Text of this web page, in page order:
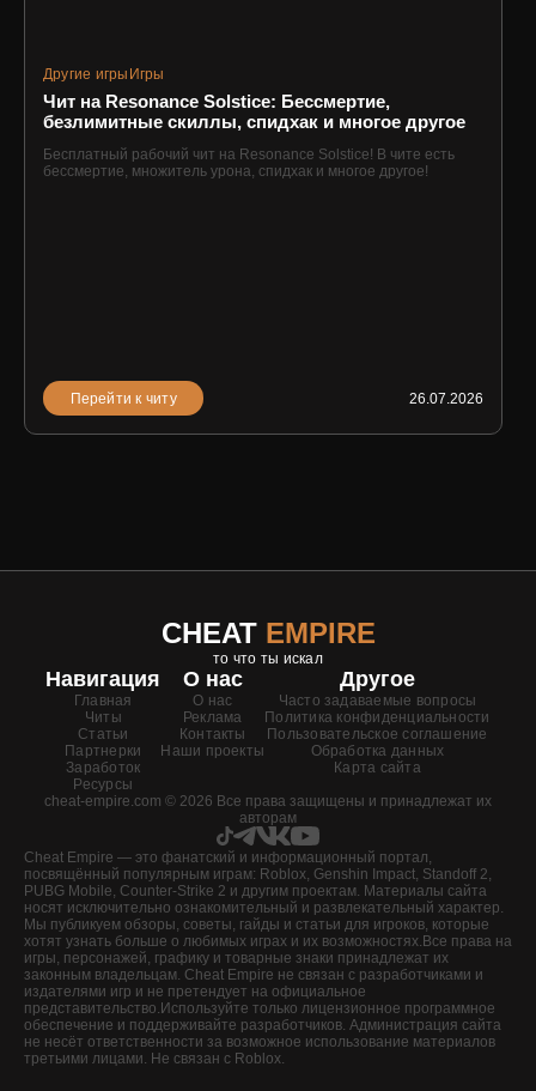
Другие игры Игры
Чит на Resonance Solstice: Бессмертие,
безлимитные скиллы, спидхак и многое другое
Бесплатный рабочий чит на Resonance Solstice! В чите есть
бессмертие, множитель урона, спидхак и многое другое!
Перейти к читу 26.07.2026
CHEAT EMPIRE
то что ты искал
Навигация
Главная
Читы
Статьи
Партнерки
Заработок
Ресурсы
О нас
О нас
Реклама
Контакты
Наши проекты
Другое
Часто задаваемые вопросы
Политика конфиденциальности
Пользовательское соглашение
Обработка данных
Карта сайта
cheat-empire.com © 2026 Все права защищены и принадлежат их
авторам
Cheat Empire — это фанатский и информационный портал,
посвящённый популярным играм: Roblox, Genshin Impact, Standoff 2,
PUBG Mobile, Counter-Strike 2 и другим проектам. Материалы сайта
носят исключительно ознакомительный и развлекательный характер.
Мы публикуем обзоры, советы, гайды и статьи для игроков, которые
хотят узнать больше о любимых играх и их возможностях.Все права на
игры, персонажей, графику и товарные знаки принадлежат их
законным владельцам. Cheat Empire не связан с разработчиками и
издателями игр и не претендует на официальное
представительство.Используйте только лицензионное программное
обеспечение и поддерживайте разработчиков. Администрация сайта
не несёт ответственности за возможное использование материалов
третьими лицами. Не связан с Roblox.